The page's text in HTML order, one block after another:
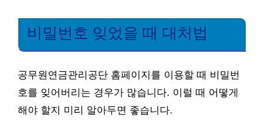
비밀번호 잊었을 때 대처법
공무원연금관리공단 홈페이지를 이용할 때 비밀번
호를 잊어버리는 경우가 많습니다. 이럴 때 어떻게
해야 할지 미리 알아두면 좋습니다.